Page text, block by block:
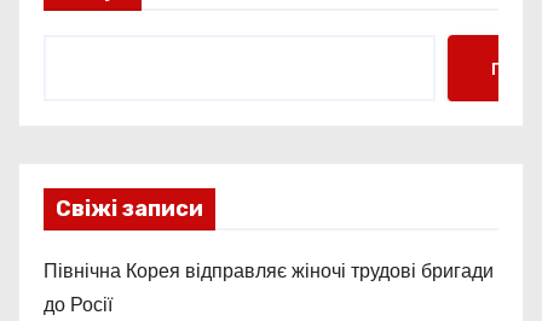
і
я
з
Свіжі записи
Північна Корея відправляє жіночі трудові бригади
до Росії